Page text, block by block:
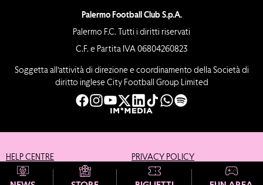
Palermo Football Club S.p.A.
Palermo F.C. Tutti i diritti riservati
C.F. e Partita IVA 06804260823
Soggetta all’attività di direzione e coordinamento della Società di
diritto inglese City Football Group Limited
HELP CENTRE
PRIVACY POLICY
COOKIE POLICY
CREDITS